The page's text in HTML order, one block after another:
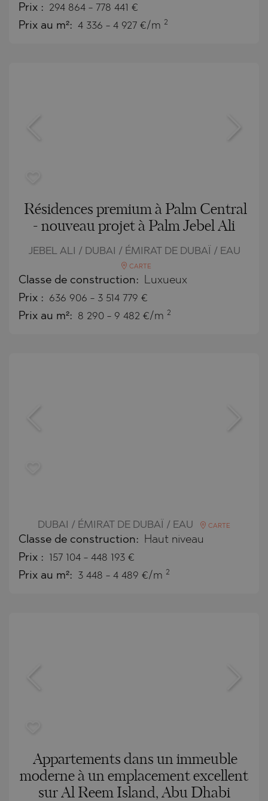
Prix : 294 864 - 778 441 €
Prix au m²: 4 336 - 4 927 €/m 2
Résidences premium à Palm Central
- nouveau projet à Palm Jebel Ali
JEBEL ALI / DUBAI / ÉMIRAT DE DUBAÏ / EAU
CARTE
Classe de construction: Luxueux
Prix : 636 906 - 3 514 779 €
Prix au m²: 8 290 - 9 482 €/m 2
DUBAI / ÉMIRAT DE DUBAÏ / EAU CARTE
Classe de construction: Haut niveau
Prix : 157 104 - 448 193 €
Prix au m²: 3 448 - 4 489 €/m 2
Appartements dans un immeuble
moderne à un emplacement excellent
sur Al Reem Island, Abu Dhabi